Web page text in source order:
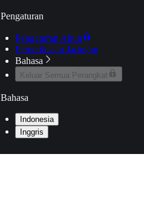
Pengaturan
Pengaturan Akun
Pemeriksaan Jaringan
Bahasa
Keluar Semua Perangkat
Bahasa
Indonesia
Inggris